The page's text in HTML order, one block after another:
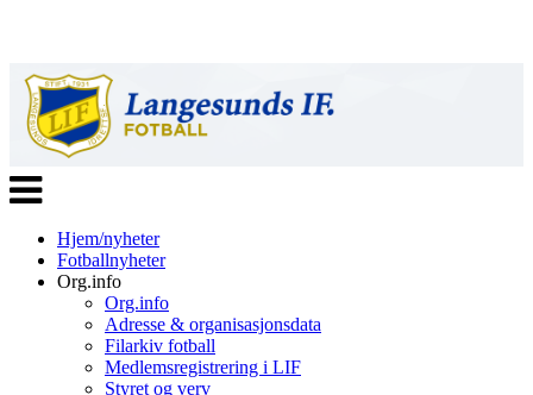
Veksle
navigasjon
Hjem/nyheter
Fotballnyheter
Org.info
Org.info
Adresse & organisasjonsdata
Filarkiv fotball
Medlemsregistrering i LIF
Styret og verv